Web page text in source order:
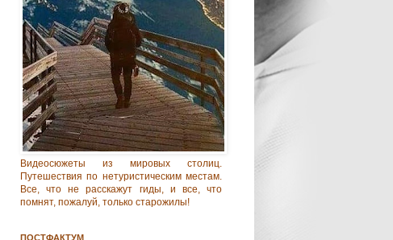
Видеосюжеты из мировых столиц.
Путешествия по нетуристическим местам.
Все, что не расскажут гиды, и все, что
помнят, пожалуй, только старожилы!
ПОСТФАКТУМ